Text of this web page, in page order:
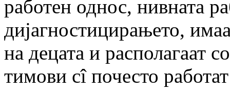
работен однос, нивната
дијагностицирањето,
на деца­та и располагаат
тимови сî почесто